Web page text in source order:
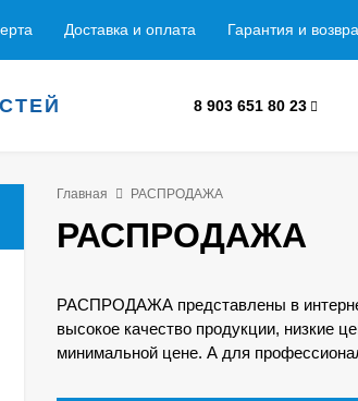
Доставка и оплата Гарантия и
8 903 651 80 23
Главная РАСПРОДАЖА
РАСПРОДАЖА
РАСПРОДАЖА представлены в
высокое качество продукции, низкие
минимальной цене. А для